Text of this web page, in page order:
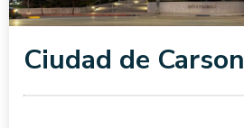
Ciudad de Carson